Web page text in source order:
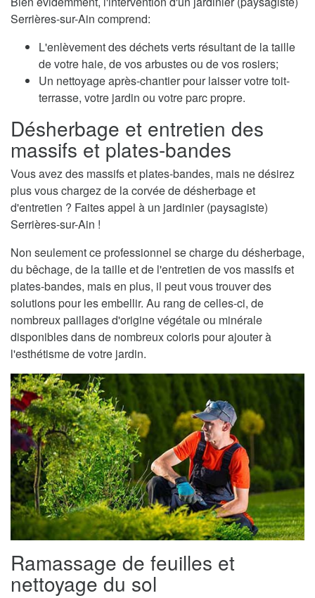
Serrières-sur-Ain comprend:
L'enlèvement des déchets verts résultant de la taille
de votre haie, de vos arbustes ou de vos rosiers;
Un nettoyage après-chantier pour laisser votre toit-
terrasse, votre jardin ou votre parc propre.
Désherbage et entretien des
massifs et plates-bandes
Vous avez des massifs et plates-bandes, mais ne désirez
plus vous chargez de la corvée de désherbage et
d'entretien ? Faites appel à un jardinier (paysagiste)
Serrières-sur-Ain !
Non seulement ce professionnel se charge du désherbage,
du bêchage, de la taille et de l'entretien de vos massifs et
plates-bandes, mais en plus, il peut vous trouver des
solutions pour les embellir. Au rang de celles-ci, de
nombreux paillages d'origine végétale ou minérale
disponibles dans de nombreux coloris pour ajouter à
l'esthétisme de votre jardin.
Ramassage de feuilles et
nettoyage du sol